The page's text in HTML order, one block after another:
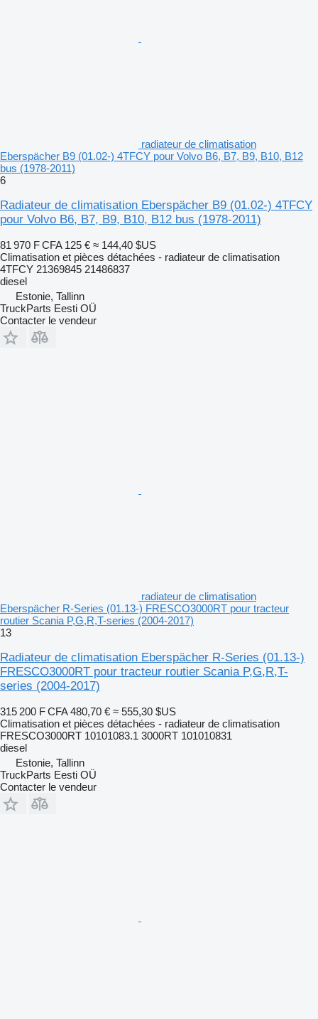
radiateur de climatisation
Eberspächer B9 (01.02-) 4TFCY pour Volvo B6, B7, B9, B10, B12
bus (1978-2011)
6
Radiateur de climatisation Eberspächer B9 (01.02-) 4TFCY
pour Volvo B6, B7, B9, B10, B12 bus (1978-2011)
81 970 F CFA 125 € ≈ 144,40 $US
Climatisation et pièces détachées - radiateur de climatisation
4TFCY 21369845 21486837
diesel
Estonie, Tallinn
TruckParts Eesti OÜ
Contacter le vendeur
radiateur de climatisation
Eberspächer R-Series (01.13-) FRESCO3000RT pour tracteur
routier Scania P,G,R,T-series (2004-2017)
13
Radiateur de climatisation Eberspächer R-Series (01.13-)
FRESCO3000RT pour tracteur routier Scania P,G,R,T-
series (2004-2017)
315 200 F CFA 480,70 € ≈ 555,30 $US
Climatisation et pièces détachées - radiateur de climatisation
FRESCO3000RT 10101083.1 3000RT 101010831
diesel
Estonie, Tallinn
TruckParts Eesti OÜ
Contacter le vendeur